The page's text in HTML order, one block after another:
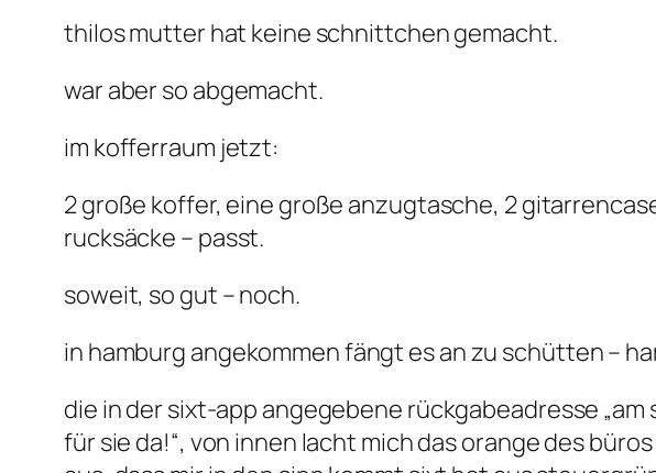
thilos mutter hat keine schnittchen gemacht.
war aber so abgemacht.
im kofferraum jetzt:
2 große koffer, eine große anzugtasche, 2
rucksäcke – passt.
soweit, so gut – noch.
in hamburg angekommen fängt es an zu schütten –
die in der sixt-app angegebene rückgabeadresse
für sie da!“, von innen lacht mich das orange des